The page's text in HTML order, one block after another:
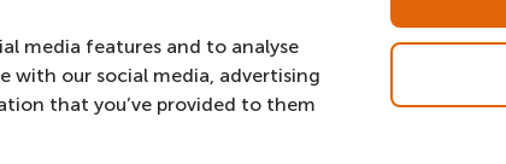
media features and to analyse
with our social media, advertising
that you’ve provided to them